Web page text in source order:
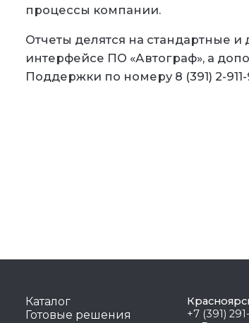
процессы компании.
Отчеты делятся на стандартные
интерфейсе ПО «Автограф», а
Поддержки по номеру 8 (391) 2-
Каталог
Готовые решения
+7 (391)